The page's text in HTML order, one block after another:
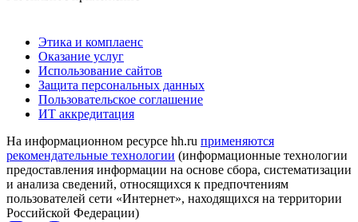
Этика и комплаенс
Оказание услуг
Использование сайтов
Защита персональных данных
Пользовательское соглашение
ИТ аккредитация
На информационном ресурсе hh.ru применяются
рекомендательные технологии (информационные технологии
предоставления информации на основе сбора, систематизации
и анализа сведений, относящихся к предпочтениям
пользователей сети «Интернет», находящихся на территории
Российской Федерации)